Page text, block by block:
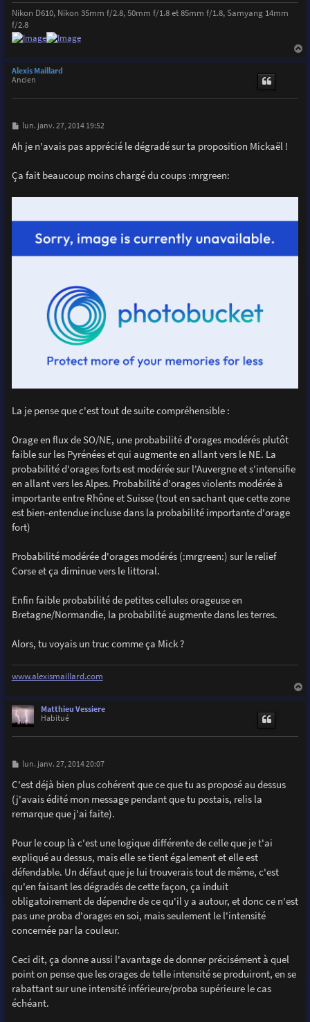
Nikon D610, Nikon 35mm f/2.8, 50mm f/1.8 et 85mm f/1.8, Samyang 14mm
f/2.8
Alexis Maillard
Ancien
M
s
s
e
lun. janv. 27, 2014 19:52
Ah je n'avais pas apprécié le dégradé sur ta proposition Mickaël !
Ça fait beaucoup moins chargé du coups :mrgreen:
La je pense que c'est tout de suite compréhensible :
Orage en flux de SO/NE, une probabilité d'orages modérés plutôt
faible sur les Pyrénées et qui augmente en allant vers le NE. La
probabilité d'orages forts est modérée sur l'Auvergne et s'intensifie
en allant vers les Alpes. Probabilité d'orages violents modérée à
importante entre Rhône et Suisse (tout en sachant que cette zone
est bien-entendue incluse dans la probabilité importante d'orage
fort)
Probabilité modérée d'orages modérés (:mrgreen:) sur le relief
Corse et ça diminue vers le littoral.
Enfin faible probabilité de petites cellules orageuse en
Bretagne/Normandie, la probabilité augmente dans les terres.
Alors, tu voyais un truc comme ça Mick ?
www.alexismaillard.com
Matthieu Vessiere
Habitué
M
s
s
a
e
lun. janv. 27, 2014 20:07
C'est déjà bien plus cohérent que ce que tu as proposé au dessus
(j'avais édité mon message pendant que tu postais, relis la
remarque que j'ai faite).
Pour le coup là c'est une logique différente de celle que je t'ai
expliqué au dessus, mais elle se tient également et elle est
défendable. Un défaut que je lui trouverais tout de même, c'est
qu'en faisant les dégradés de cette façon, ça induit
obligatoirement de dépendre de ce qu'il y a autour, et donc ce n'est
pas une proba d'orages en soi, mais seulement le l'intensité
concernée par la couleur.
Ceci dit, ça donne aussi l'avantage de donner précisément à quel
point on pense que les orages de telle intensité se produiront, en se
rabattant sur une intensité inférieure/proba supérieure le cas
échéant.